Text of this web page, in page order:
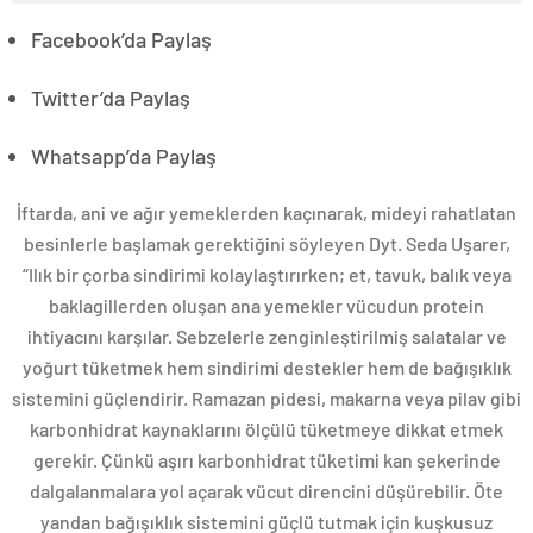
Facebook’da Paylaş
Twitter’da Paylaş
Whatsapp’da Paylaş
İftarda, ani ve ağır yemeklerden kaçınarak, mideyi rahatlatan
besinlerle başlamak gerektiğini söyleyen Dyt. Seda Uşarer,
“Ilık bir çorba sindirimi kolaylaştırırken; et, tavuk, balık veya
baklagillerden oluşan ana yemekler vücudun protein
ihtiyacını karşılar. Sebzelerle zenginleştirilmiş salatalar ve
yoğurt tüketmek hem sindirimi destekler hem de bağışıklık
sistemini güçlendirir. Ramazan pidesi, makarna veya pilav gibi
karbonhidrat kaynaklarını ölçülü tüketmeye dikkat etmek
gerekir. Çünkü aşırı karbonhidrat tüketimi kan şekerinde
dalgalanmalara yol açarak vücut direncini düşürebilir. Öte
yandan bağışıklık sistemini güçlü tutmak için kuşkusuz